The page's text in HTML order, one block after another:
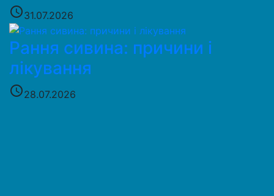
access_time31.07.2026
Рання сивина: причини і
лікування
access_time28.07.2026